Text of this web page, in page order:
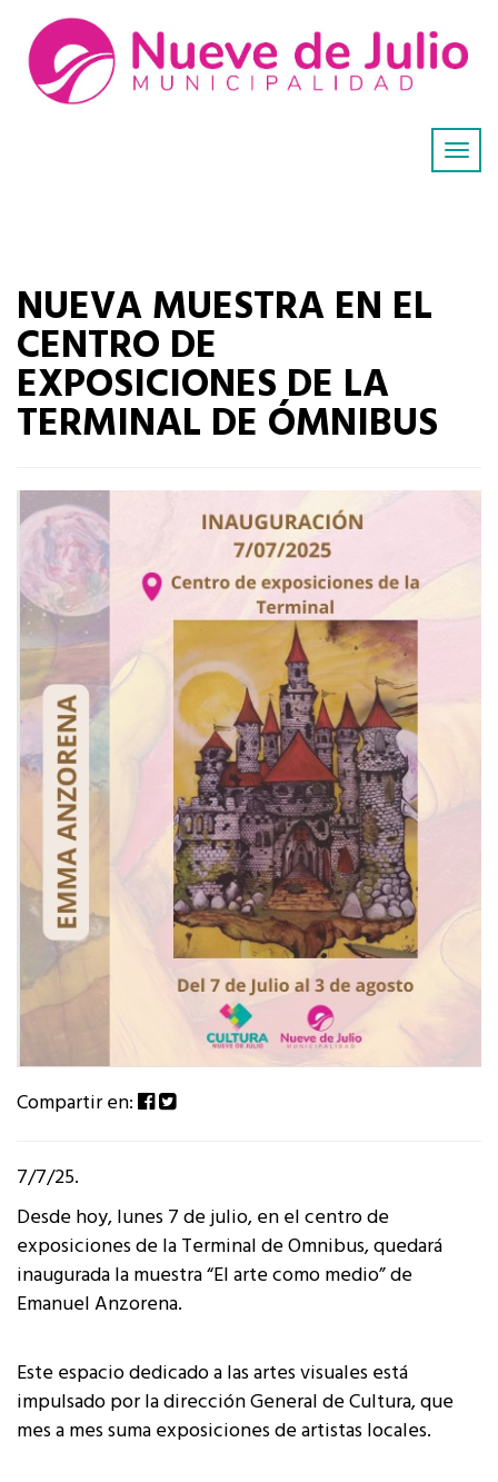
NUEVA MUESTRA EN EL
CENTRO DE
EXPOSICIONES DE LA
TERMINAL DE ÓMNIBUS
Compartir en:
7/7/25.
Desde hoy, lunes 7 de julio, en el centro de
exposiciones de la Terminal de Omnibus, quedará
inaugurada la muestra “El arte como medio” de
Emanuel Anzorena.
Este espacio dedicado a las artes visuales está
impulsado por la dirección General de Cultura, que
mes a mes suma exposiciones de artistas locales.